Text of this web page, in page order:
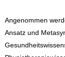
Angenommen
Ansatz und